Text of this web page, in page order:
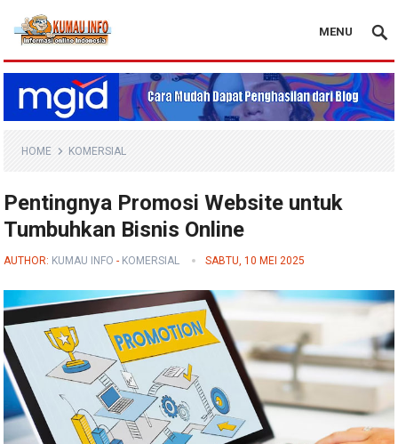
Blog Kumau Info
MENU
HOME KOMERSIAL
Pentingnya Promosi Website untuk
Tumbuhkan Bisnis Online
AUTHOR: KUMAU INFO - KOMERSIAL SABTU, 10 MEI 2025